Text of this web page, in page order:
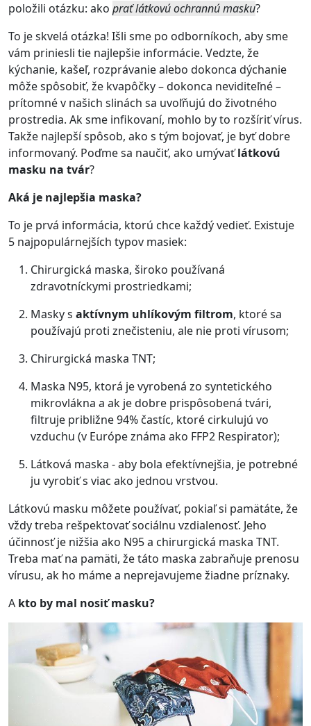
položili otázku: ako prať látkovú ochrannú masku?
To je skvelá otázka! Išli sme po odborníkoch, aby sme
vám priniesli tie najlepšie informácie. Vedzte, že
kýchanie, kašeľ, rozprávanie alebo dokonca dýchanie
môže spôsobiť, že kvapôčky – dokonca neviditeľné –
prítomné v našich slinách sa uvoľňujú do životného
prostredia. Ak sme infikovaní, mohlo by to rozšíriť vírus.
Takže najlepší spôsob, ako s tým bojovať, je byť dobre
informovaný. Poďme sa naučiť, ako umývaťlátkovú
masku na tvár?
Aká je najlepšia maska?
To je prvá informácia, ktorú chce každý vedieť. Existuje
5 najpopulárnejších typov masiek:
Chirurgická maska, široko používaná
zdravotníckymi prostriedkami;
Masky s aktívnym uhlíkovým filtrom, ktoré sa
používajú proti znečisteniu, ale nie proti vírusom;
Chirurgická maska TNT;
Maska N95, ktorá je vyrobená zo syntetického
mikrovlákna a ak je dobre prispôsobená tvári,
filtruje približne 94% častíc, ktoré cirkulujú vo
vzduchu (v Európe známa ako FFP2 Respirator);
Látková maska - aby bola efektívnejšia, je potrebné
ju vyrobiť s viac ako jednou vrstvou.
Látkovú masku môžete používať, pokiaľ si pamätáte, že
vždy treba rešpektovať sociálnu vzdialenosť. Jeho
účinnosť je nižšia ako N95 a chirurgická maska TNT.
Treba mať na pamäti, že táto maska zabraňuje prenosu
vírusu, ak ho máme a neprejavujeme žiadne príznaky.
A kto by mal nosiť masku?